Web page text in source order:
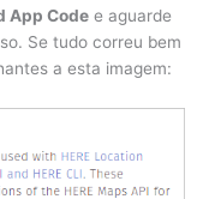
App Code e aguarde
Se tudo correu bem
a esta imagem: